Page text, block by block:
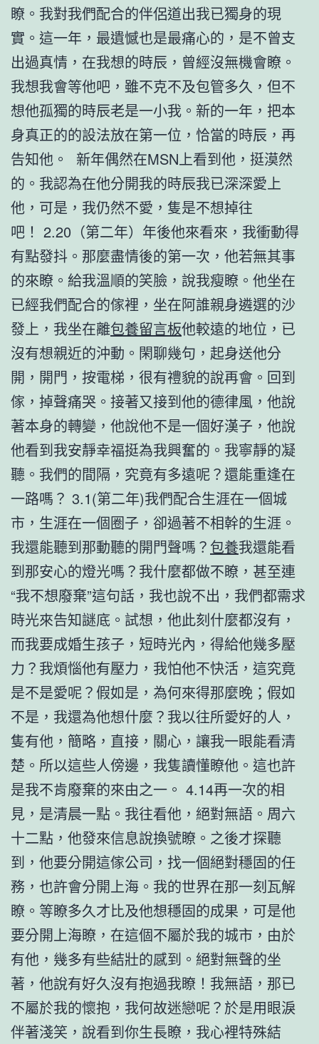
瞭。我對我們配合的伴侶道出我已獨身的現
實。這一年，最遺憾也是最痛心的，是不曾支
出過真情，在我想的時辰，曾經沒無機會瞭。
我想我會等他吧，雖不克不及包管多久，但不
想他孤獨的時辰老是一小我。新的一年，把本
身真正的的設法放在第一位，恰當的時辰，再
告知他。 新年偶然在MSN上看到他，挺漠然
的。我認為在他分開我的時辰我已深深愛上
他，可是，我仍然不愛，隻是不想掉往
吧！ 2.20（第二年）年後他來看來，我衝動得
有點發抖。那麼盡情後的第一次，他若無其事
的來瞭。給我溫順的笑臉，說我瘦瞭。他坐在
已經我們配合的傢裡，坐在阿誰親身遴選的沙
發上，我坐在離包養留言板他較遠的地位，已
沒有想親近的沖動。閑聊幾句，起身送他分
開，開門，按電梯，很有禮貌的說再會。回到
傢，掉聲痛哭。接著又接到他的德律風，他說
著本身的轉變，他說他不是一個好漢子，他說
他看到我安靜幸福挺為我興奮的。我寧靜的凝
聽。我們的間隔，究竟有多遠呢？還能重逢在
一路嗎？ 3.1(第二年)我們配合生涯在一個城
市，生涯在一個圈子，卻過著不相幹的生涯。
我還能聽到那動聽的開門聲嗎？ 包養我還能看
到那安心的燈光嗎？我什麼都做不瞭，甚至連
“我不想廢棄”這句話，我也說不出，我們都需求
時光來告知謎底。試想，他此刻什麼都沒有，
而我要成婚生孩子，短時光內，得給他幾多壓
力？我煩惱他有壓力，我怕他不快活，這究竟
是不是愛呢？假如是，為何來得那麼晚；假如
不是，我還為他想什麼？我以往所愛好的人，
隻有他，簡略，直接，關心，讓我一眼能看清
楚。所以這些人傍邊，我隻讀懂瞭他。這也許
是我不肯廢棄的來由之一。 4.14再一次的相
見，是清晨一點。我往看他，絕對無語。周六
十二點，他發來信息說換號瞭。之後才探聽
到，他要分開這傢公司，找一個絕對穩固的任
務，也許會分開上海。我的世界在那一刻瓦解
瞭。等瞭多久才比及他想穩固的成果，可是他
要分開上海瞭，在這個不屬於我的城市，由於
有他，幾多有些結壯的感到。絕對無聲的坐
著，他說有好久沒有抱過我瞭！我無語，那已
不屬於我的懷抱，我何故迷戀呢？於是用眼淚
伴著淺笑，說看到你生長瞭，我心裡特殊結